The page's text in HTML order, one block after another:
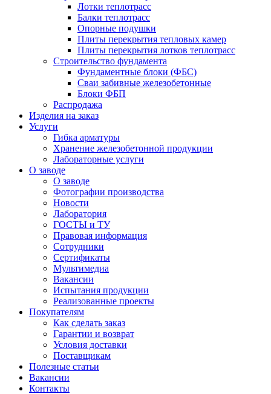
Лотки теплотрасс
Балки теплотрасс
Опорные подушки
Плиты перекрытия тепловых камер
Плиты перекрытия лотков теплотрасс
Строительство фундамента
Фундаментные блоки (ФБС)
Сваи забивные железобетонные
Блоки ФБП
Распродажа
Изделия на заказ
Услуги
Гибка арматуры
Хранение железобетонной продукции
Лабораторные услуги
О заводе
О заводе
Фотографии производства
Новости
Лаборатория
ГОСТЫ и ТУ
Правовая информация
Сотрудники
Сертификаты
Мультимедиа
Вакансии
Испытания продукции
Реализованные проекты
Покупателям
Как сделать заказ
Гарантии и возврат
Условия доставки
Поставщикам
Полезные статьи
Вакансии
Контакты